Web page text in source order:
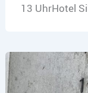
13 UhrHotel